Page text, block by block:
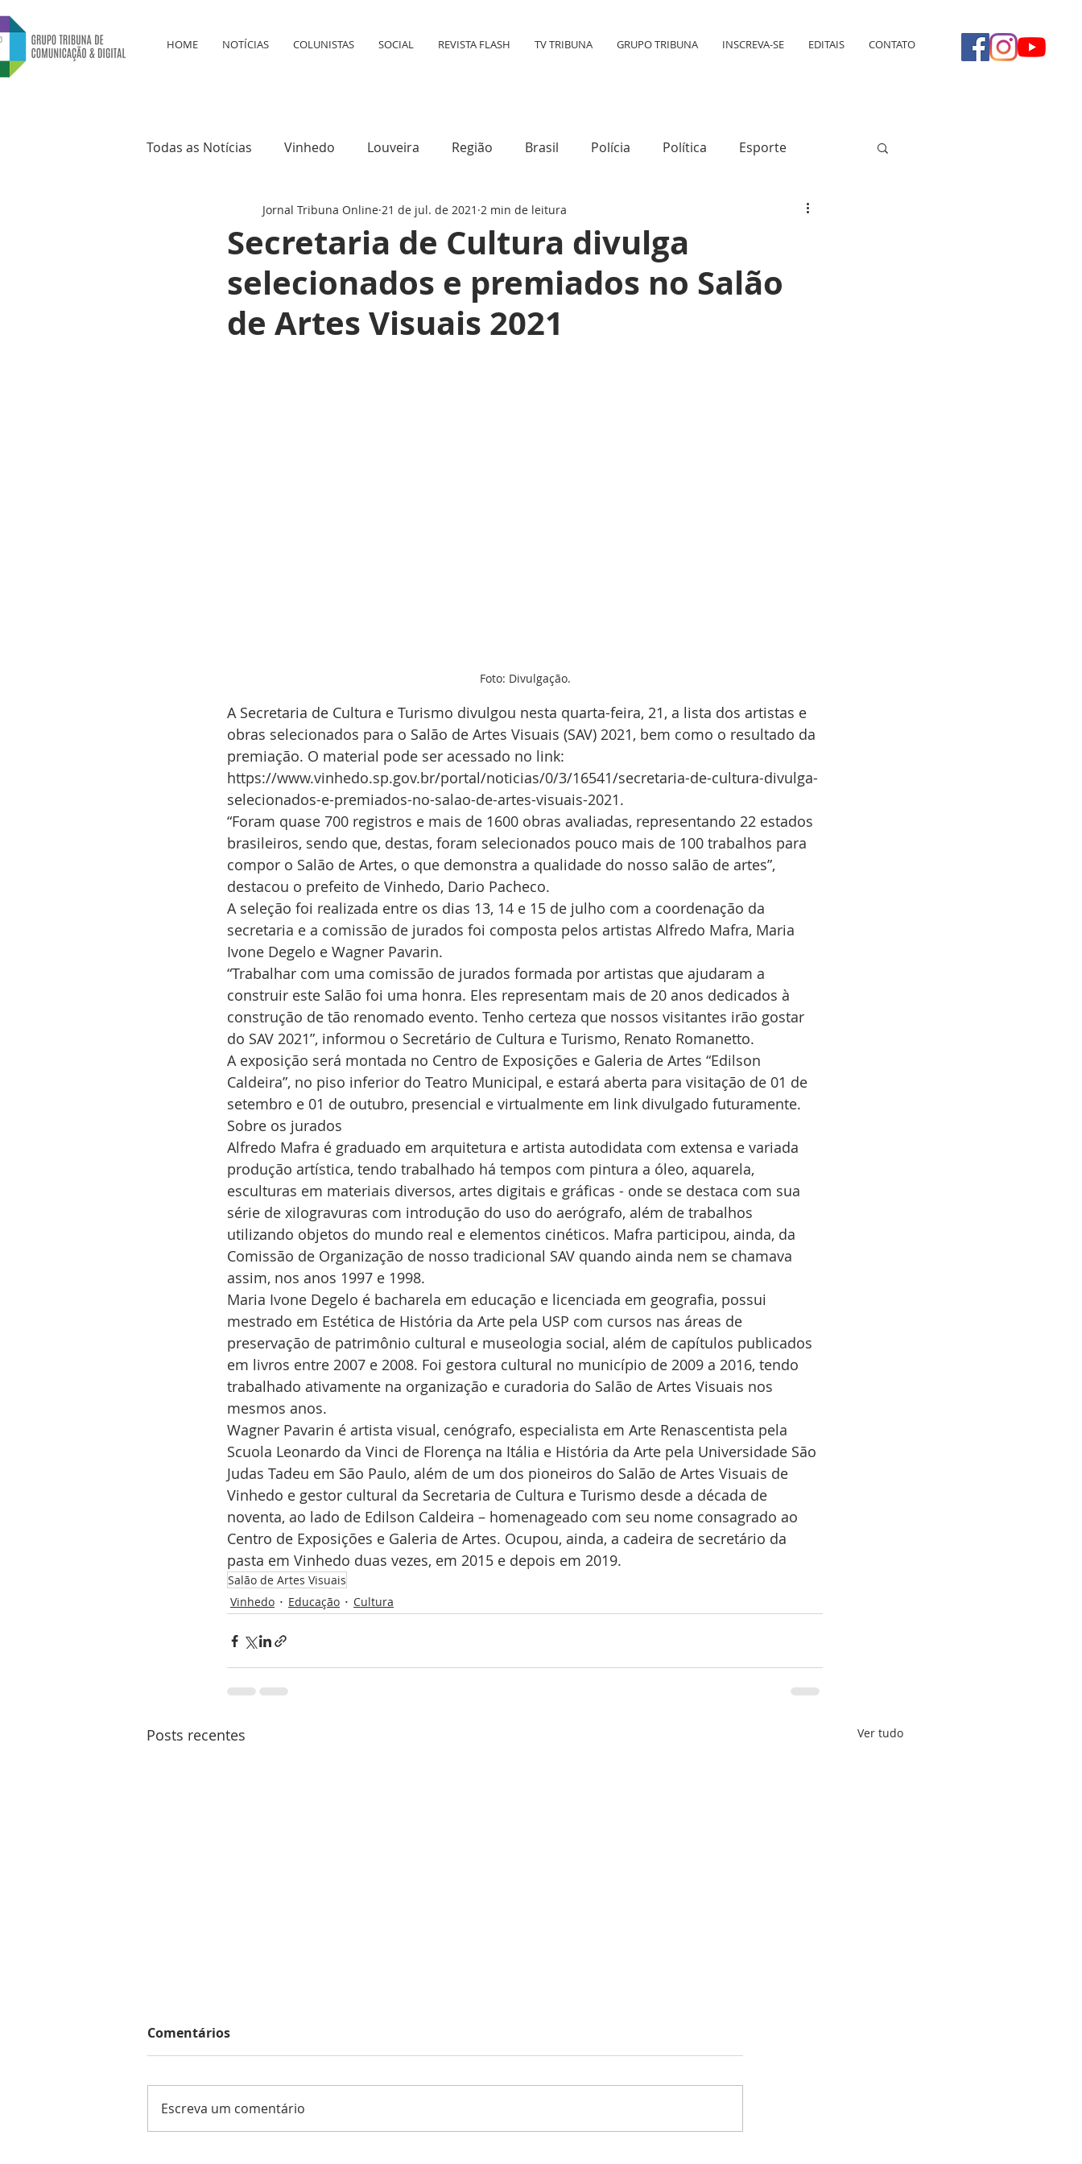
HOME NOTÍCIAS COLUNISTAS SOCIAL REVISTA FLASH TV TRIBUNA GRUPO TRIBUNA INSCREVA-SE EDITAIS CONTATO
Todas as Notícias Vinhedo Louveira Região Brasil Polícia Política Esporte
Saúde Cultura Mundo Destaque
Secretaria de Cultura divulga
selecionados e premiados no Salão
de Artes Visuais 2021
Jornal Tribuna Online 21 de jul. de 2021 2 min de leitura
Foto: Divulgação.
A Secretaria de Cultura e Turismo divulgou nesta quarta-feira, 21, a lista dos artistas e
obras selecionados para o Salão de Artes Visuais (SAV) 2021, bem como o resultado da
premiação. O material pode ser acessado no link:
https://www.vinhedo.sp.gov.br/portal/noticias/0/3/16541/secretaria-de-cultura-divulga-
selecionados-e-premiados-no-salao-de-artes-visuais-2021.
“Foram quase 700 registros e mais de 1600 obras avaliadas, representando 22 estados
brasileiros, sendo que, destas, foram selecionados pouco mais de 100 trabalhos para
compor o Salão de Artes, o que demonstra a qualidade do nosso salão de artes”,
destacou o prefeito de Vinhedo, Dario Pacheco.
A seleção foi realizada entre os dias 13, 14 e 15 de julho com a coordenação da
secretaria e a comissão de jurados foi composta pelos artistas Alfredo Mafra, Maria
Ivone Degelo e Wagner Pavarin.
“Trabalhar com uma comissão de jurados formada por artistas que ajudaram a
construir este Salão foi uma honra. Eles representam mais de 20 anos dedicados à
construção de tão renomado evento. Tenho certeza que nossos visitantes irão gostar
do SAV 2021”, informou o Secretário de Cultura e Turismo, Renato Romanetto.
A exposição será montada no Centro de Exposições e Galeria de Artes “Edilson
Caldeira”, no piso inferior do Teatro Municipal, e estará aberta para visitação de 01 de
setembro e 01 de outubro, presencial e virtualmente em link divulgado futuramente.
Sobre os jurados
Alfredo Mafra é graduado em arquitetura e artista autodidata com extensa e variada
produção artística, tendo trabalhado há tempos com pintura a óleo, aquarela,
esculturas em materiais diversos, artes digitais e gráficas - onde se destaca com sua
série de xilogravuras com introdução do uso do aerógrafo, além de trabalhos
utilizando objetos do mundo real e elementos cinéticos. Mafra participou, ainda, da
Comissão de Organização de nosso tradicional SAV quando ainda nem se chamava
assim, nos anos 1997 e 1998.
Maria Ivone Degelo é bacharela em educação e licenciada em geografia, possui
mestrado em Estética de História da Arte pela USP com cursos nas áreas de
preservação de patrimônio cultural e museologia social, além de capítulos publicados
em livros entre 2007 e 2008. Foi gestora cultural no município de 2009 a 2016, tendo
trabalhado ativamente na organização e curadoria do Salão de Artes Visuais nos
mesmos anos.
Wagner Pavarin é artista visual, cenógrafo, especialista em Arte Renascentista pela
Scuola Leonardo da Vinci de Florença na Itália e História da Arte pela Universidade São
Judas Tadeu em São Paulo, além de um dos pioneiros do Salão de Artes Visuais de
Vinhedo e gestor cultural da Secretaria de Cultura e Turismo desde a década de
noventa, ao lado de Edilson Caldeira – homenageado com seu nome consagrado ao
Centro de Exposições e Galeria de Artes. Ocupou, ainda, a cadeira de secretário da
pasta em Vinhedo duas vezes, em 2015 e depois em 2019.
Salão de Artes Visuais
Vinhedo
Educação Cultura
Posts recentes Ver tudo
Comentários
Escreva um comentário